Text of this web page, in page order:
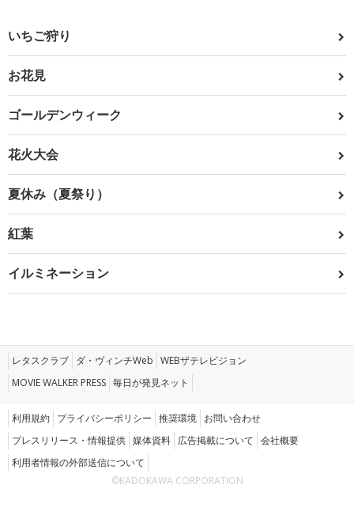
いちご狩り
お花見
ゴールデンウィーク
花火大会
夏休み（夏祭り）
紅葉
イルミネーション
レタスクラブ ダ・ヴィンチWeb WEBザテレビジョン
MOVIE WALKER PRESS 毎日が発見ネット
利用規約 プライバシーポリシー 推奨環境 お問い合わせ
プレスリリース・情報提供 媒体資料 広告掲載について 会社概要
利用者情報の外部送信について
©KADOKAWA CORPORATION